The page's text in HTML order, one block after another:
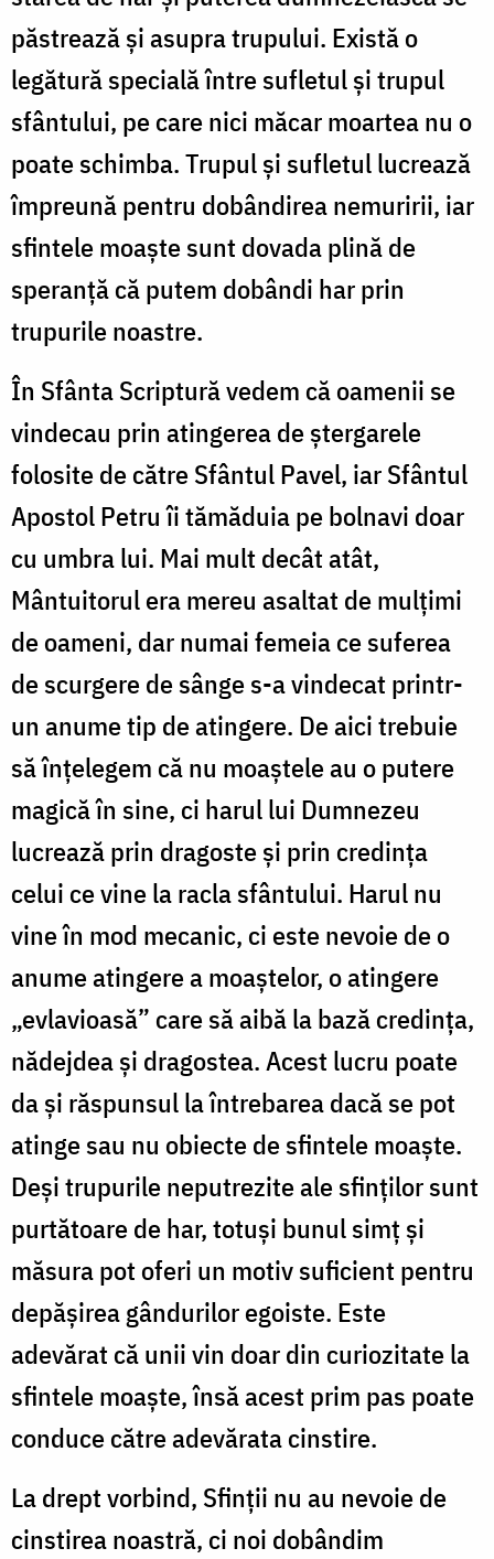
păstrează şi asupra trupului. Există o
legătură specială între sufletul şi trupul
sfântului, pe care nici măcar moartea nu o
poate schimba. Trupul şi sufletul lucrează
împreună pentru dobândirea nemuririi, iar
sfintele moaşte sunt dovada plină de
speranţă că putem dobândi har prin
trupurile noastre.
În Sfânta Scriptură vedem că oamenii se
vindecau prin atingerea de ştergarele
folosite de către Sfântul Pavel, iar Sfântul
Apostol Petru îi tămăduia pe bolnavi doar
cu umbra lui. Mai mult decât atât,
Mântuitorul era mereu asaltat de mulţimi
de oameni, dar numai femeia ce suferea
de scurgere de sânge s-a vindecat printr-
un anume tip de atingere. De aici trebuie
să înţelegem că nu moaştele au o putere
magică în sine, ci harul lui Dumnezeu
lucrează prin dragoste şi prin credinţa
celui ce vine la racla sfântului. Harul nu
vine în mod mecanic, ci este nevoie de o
anume atingere a moaştelor, o atingere
„evlavioasă” care să aibă la bază credinţa,
nădejdea şi dragostea. Acest lucru poate
da şi răspunsul la întrebarea dacă se pot
atinge sau nu obiecte de sfintele moaşte.
Deşi trupurile neputrezite ale sfinţilor sunt
purtătoare de har, totuşi bunul simţ şi
măsura pot oferi un motiv suficient pentru
depăşirea gândurilor egoiste. Este
adevărat că unii vin doar din curiozitate la
sfintele moaşte, însă acest prim pas poate
conduce către adevărata cinstire.
La drept vorbind, Sfinţii nu au nevoie de
cinstirea noastră, ci noi dobândim